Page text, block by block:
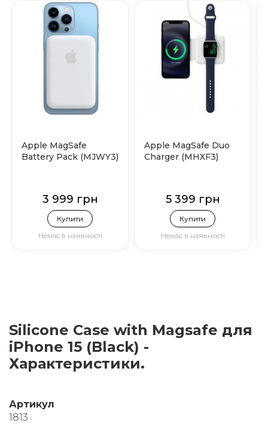
Apple MagSafe
Battery Pack (MJWY3)
3 999 грн
Купити
Немає в наявності
Apple MagSafe Duo
Charger (MHXF3)
5 399 грн
Купити
Немає в наявності
Silicone Case with Magsafe для
iPhone 15 (Black) -
Характеристики.
Артикул
1813